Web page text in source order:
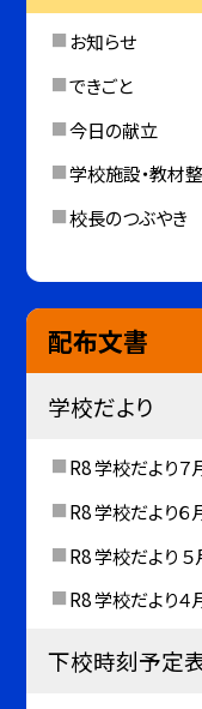
お知らせ
できごと
今日の献立
学校施設・教材
校長のつぶやき
配布文書
学校だより
R8 学校だより７
R8 学校だより６
R8 学校だより
R8 学校だより４
下校時刻予定